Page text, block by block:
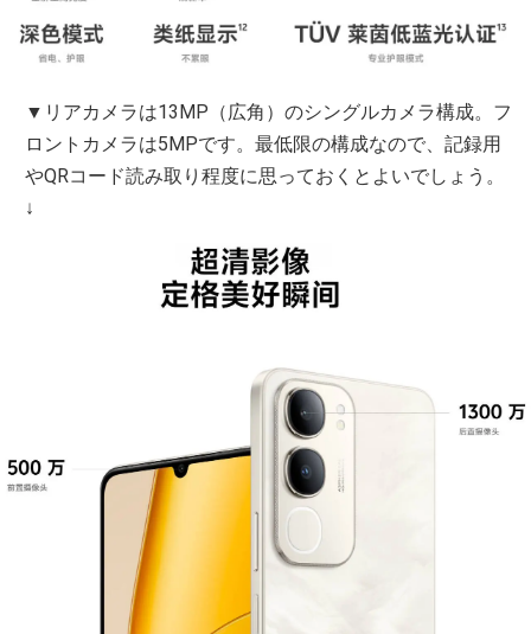
▼リアカメラは13MP（広角）のシングルカメラ構成。フ
ロントカメラは5MPです。最低限の構成なので、記録用
やQRコード読み取り程度に思っておくとよいでしょう。
↓